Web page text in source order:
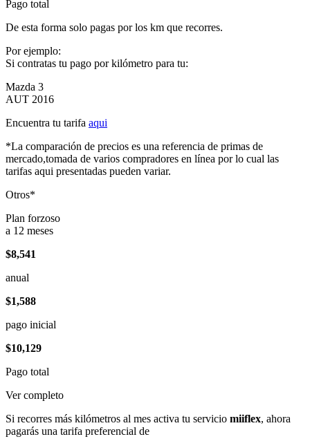
Pago total
De esta forma solo pagas por los km que recorres.
Por ejemplo:
Si contratas tu pago por kilómetro para tu:
Mazda 3
AUT 2016
Encuentra tu tarifa aqui
*La comparación de precios es una referencia de primas de
mercado,tomada de varios compradores en línea por lo cual las
tarifas aqui presentadas pueden variar.
Otros*
Plan forzoso
a 12 meses
$8,541
anual
$1,588
pago inicial
$10,129
Pago total
Ver completo
Si recorres más kilómetros al mes activa tu servicio miiflex, ahora
pagarás una tarifa preferencial de